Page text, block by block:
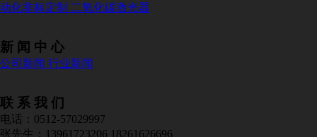
动化非标定制 二氧化碳激光器
新 闻 中 心
公司新闻 行业新闻
联 系 我 们
电话：0512-57029997
张先生：13961723206 18261626696